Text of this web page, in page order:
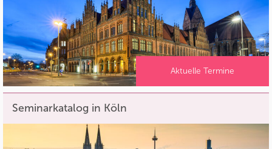
Aktuelle Termine
Seminarkatalog in Köln